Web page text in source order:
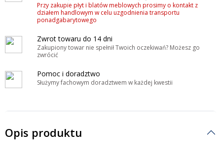
Przy zakupie płyt i blatów meblowych prosimy o kontakt z
działem handlowym w celu uzgodnienia transportu
ponadgabarytowego
Zwrot towaru do 14 dni
Zakupiony towar nie spełnił Twoich oczekiwań? Możesz go
zwrócić
Pomoc i doradztwo
Służymy fachowym doradztwem w każdej kwestii
Opis produktu